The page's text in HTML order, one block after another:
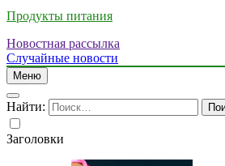
Продукты питания
Новостная рассылка
Случайные новости
Меню
Найти:
Заголовки